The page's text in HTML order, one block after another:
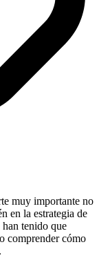
muy importante no
en la estrategia de
han tenido que
comprender cómo